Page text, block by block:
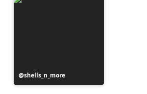
Bericht
gepubliceerd
shells_n_more